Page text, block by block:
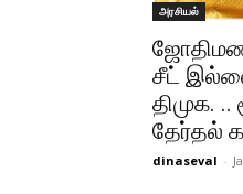
அரசியல்
சீட்
திமுக. ..
தேர்தல்
dinaseval -